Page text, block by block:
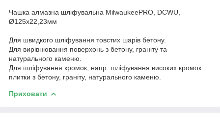
Чашка алмазна шліфувальна MilwaukeePRO, DCWU,
Ø125х22,23мм
Для швидкого шліфування товстих шарів бетону.
Для вирівнювання поверхонь з бетону, граніту та
натурального каменю.
Для шліфування кромок, напр. шліфування високих кромок
плитки з бетону, граніту, натурального каменю.
Приховати